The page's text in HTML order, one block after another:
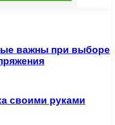
важны при выборе
своими руками